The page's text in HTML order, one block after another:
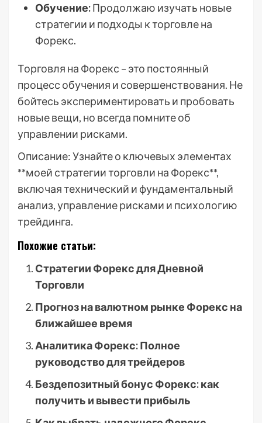
Обучение:Продолжаю изучать новые
стратегии и подходы к торговле на
Форекс.
Торговля на Форекс – это постоянный
процесс обучения и совершенствования. Не
бойтесь экспериментировать и пробовать
новые вещи, но всегда помните об
управлении рисками.
Описание: Узнайте о ключевых элементах
**моей стратегии торговли на Форекс**,
включая технический и фундаментальный
анализ, управление рисками и психологию
трейдинга.
Похожие статьи:
Стратегии Форекс для Дневной
Торговли
Прогноз на валютном рынке Форекс на
ближайшее время
Аналитика Форекс: Полное
руководство для трейдеров
Бездепозитный бонус Форекс: как
получить и вывести прибыль